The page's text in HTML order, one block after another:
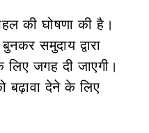
की घोषणा की है।
समुदाय द्वारा
लिए जगह दी जाएगी।
देने के लिए